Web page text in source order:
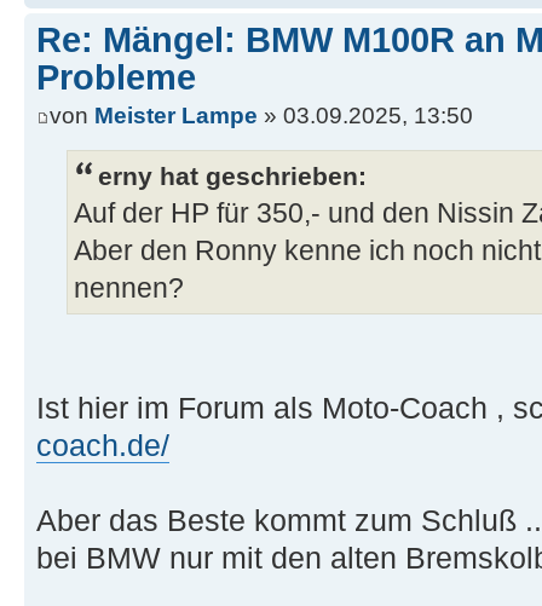
Re: Mängel: BMW M100R an
Probleme
von Meister Lampe » 03.09.2025, 13:50
erny hat geschrieben:
Auf der HP für 350,- und den Nissin
Aber den Ronny kenne ich noch
nennen?
Ist hier im Forum als Moto-Coach ,
coach.de/
Aber das Beste kommt zum Schluß
bei BMW nur mit den alten